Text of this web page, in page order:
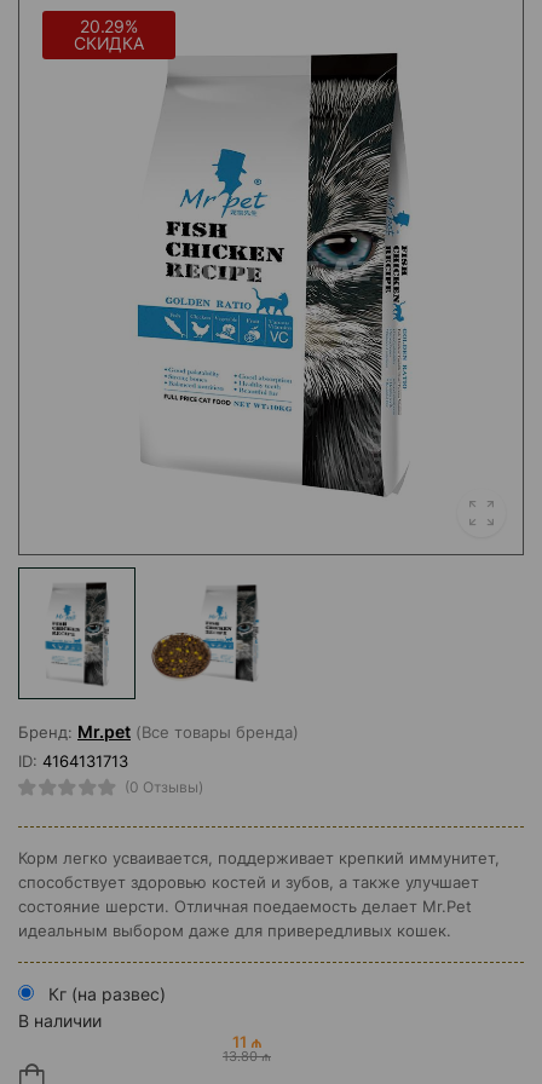
20.29%
СКИДКА
Бренд: Mr.pet (Все товары бренда)
ID: 4164131713
(0 Отзывы)
Корм легко усваивается, поддерживает крепкий иммунитет,
способствует здоровью костей и зубов, а также улучшает
состояние шерсти. Отличная поедаемость делает Mr.Pet
идеальным выбором даже для привередливых кошек.
Кг (на развес)
В наличии
11 ₼
13.80 ₼